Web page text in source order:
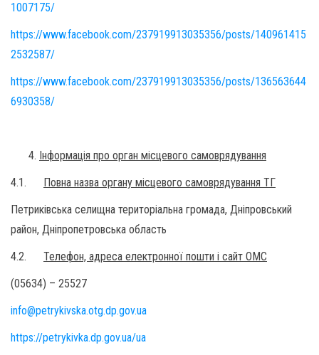
1007175/
https://www.facebook.com/237919913035356/posts/140961415
2532587/
https://www.facebook.com/237919913035356/posts/136563644
6930358/
Інформація про орган місцевого самоврядування
4.1. Повна назва органу місцевого самоврядування ТГ
Петриківська селищна територіальна громада, Дніпровський
район, Дніпропетровська область
4.2. Телефон, адреса електронної пошти і сайт ОМС
(05634) – 25527
info@petrykivska.otg.dp.gov.ua
https://petrykivka.dp.gov.ua/ua